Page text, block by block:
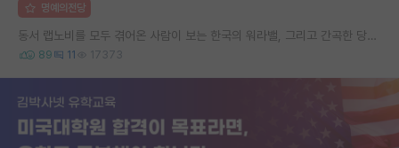
명예의전당
동서 랩노비를 모두 겪어온 사람이 보는 한국의 워라밸, 그리고 간곡한 당부의 말씀
89 11 17373